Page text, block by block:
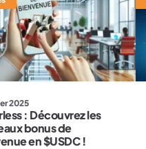
2025
: Découvrez les
bonus de
en $USDC !